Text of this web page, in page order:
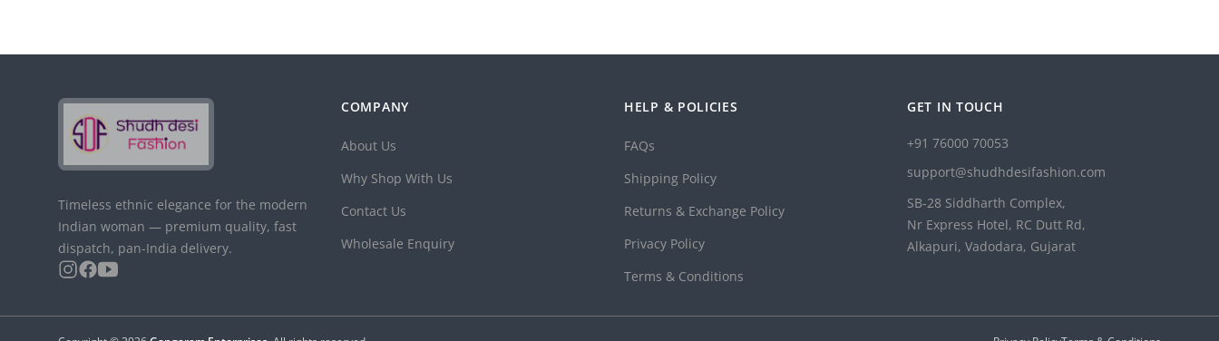
Timeless ethnic elegance for the modern
Indian woman — premium quality, fast
dispatch, pan-India delivery.
COMPANY
About Us
Why Shop With Us
Contact Us
Wholesale Enquiry
HELP & POLICIES
FAQs
Shipping Policy
Returns & Exchange Policy
Privacy Policy
Terms & Conditions
GET IN TOUCH
+91 76000 70053
support@shudhdesifashion.com
SB-28 Siddharth Complex,
Nr Express Hotel, RC Dutt Rd,
Alkapuri, Vadodara, Gujarat